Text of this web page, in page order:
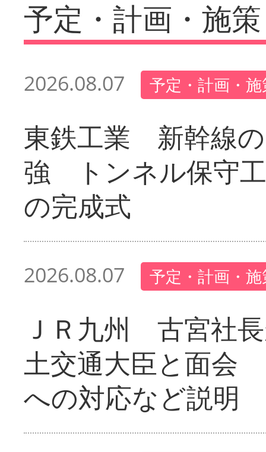
予定・計画・施策
2026.08.07 予定・計画・
東鉄工業 新幹線
強 トンネル保守
の完成式
2026.08.07 予定・計画・
ＪＲ九州 古宮社
土交通大臣と面会
への対応など説明